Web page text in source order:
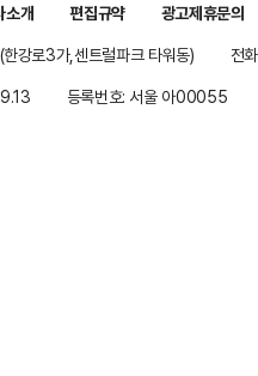
소개 편집규약
광고제휴문의
강로3가,센트럴파크 타워동)
전
등록번호: 서울 아00055